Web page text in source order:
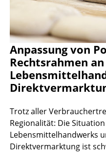
Anpassung von
Rechtsrahmen
Trotz aller
Regionalität: Die
Lebensmittelhandwerks
Direktvermarktung ist